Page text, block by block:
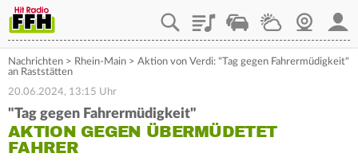
PlaylistStaupilotWetterWebcam
Nachrichten > Rhein-Main > Aktion von Verdi: "Tag gegen Fahrermüdigkeit"
an Raststätten
20.06.2024, 13:15 Uhr
"Tag gegen Fahrermüdigkeit"
AKTION GEGEN ÜBERMÜDETET
FAHRER